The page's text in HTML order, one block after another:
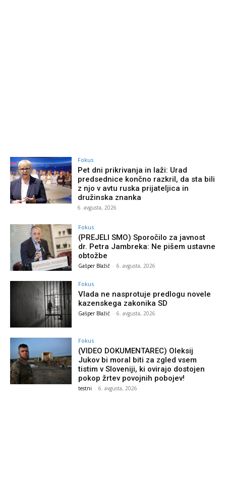
Fokus
Pet dni prikrivanja in laži: Urad
predsednice končno razkril, da sta bili
z njo v avtu ruska prijateljica in
družinska znanka
6. avgusta, 2026
Fokus
(PREJELI SMO) Sporočilo za javnost
dr. Petra Jambreka: Ne pišem ustavne
obtožbe
Gašper Blažič - 6. avgusta, 2026
Fokus
Vlada ne nasprotuje predlogu novele
kazenskega zakonika SD
Gašper Blažič - 6. avgusta, 2026
Fokus
(VIDEO DOKUMENTAREC) Oleksij
Jukov bi moral biti za zgled vsem
tistim v Sloveniji, ki ovirajo dostojen
pokop žrtev povojnih pobojev!
testni - 6. avgusta, 2026